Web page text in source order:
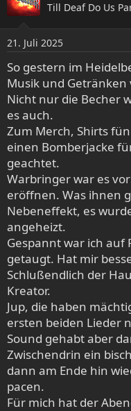
t
n
e
n
:
Till Deaf Do Us
21. Juli 2025
So gestern im
Musik und
Nicht nur die Becher
es auch.
Zum Merch, Shirts
einen Bomberjacke
geachtet.
Warbringer war es
eröffnen. Was ihnen
Nebeneffekt, es
angeheizt.
Gespannt war ich auf
getaugt. Hat mir
Schlußendlich der
Kreator.
Jup, die haben
ersten beiden Lieder
Sound gehabt aber
Zwischendrin ein
dann am Ende hin
pacen.
Für mich hat der